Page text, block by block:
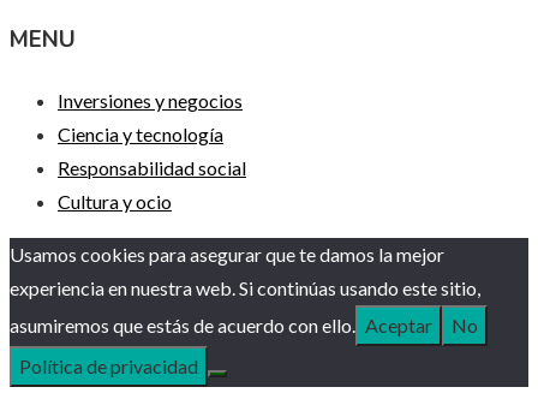
MENU
Inversiones y negocios
Ciencia y tecnología
Responsabilidad social
Cultura y ocio
Usamos cookies para asegurar que te damos la mejor
experiencia en nuestra web. Si continúas usando este sitio,
asumiremos que estás de acuerdo con ello. Aceptar
No
Política de privacidad